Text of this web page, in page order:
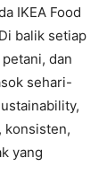
IKEA Food
balik setiap
dan
sehari-
konsisten,
yang